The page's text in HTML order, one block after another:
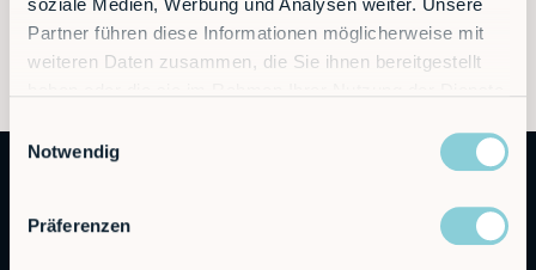
soziale Medien, Werbung und Analysen weiter. Unsere
Partner führen diese Informationen möglicherweise mit
weiteren Daten zusammen, die Sie ihnen bereitgestellt
Einwilligungsauswahl
Notwendig
Präferenzen